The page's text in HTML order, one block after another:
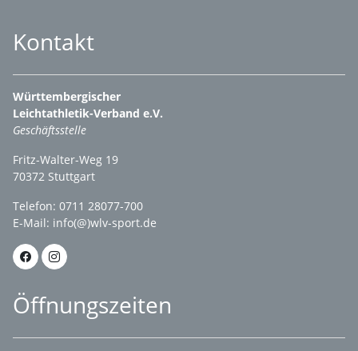
Kontakt
Württembergischer
Leichtathletik-Verband e.V.
Geschäftsstelle
Fritz-Walter-Weg 19
70372 Stuttgart
Telefon: 0711 28077-700
E-Mail: info(@)wlv-sport.de
Öffnungszeiten